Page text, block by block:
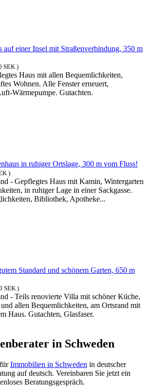
auf einer Insel mit Straßenverbindung, 350 m
SEK )
Haus mit allen Bequemlichkeiten,
Wohnen. Alle Fenster erneuert,
Wärmepumpe. Gutachten.
in ruhiger Ortslage, 300 m vom Fluss!
)
- Gepflegtes Haus mit Kamin, Wintergarten
in ruhiger Lage in einer Sackgasse.
Bibliothek, Apotheke...
Standard und schönem Garten, 650 m
SEK )
- Teils renovierte Villa mit schöner Küche,
allen Bequemlichkeiten, am Ortsrand mit
Haus. Gutachten, Glasfaser.
in Schweden
Immobilien in Schweden in deutscher
auf deutsch. Vereinbaren Sie jetzt ein
Beratungsgespräch.